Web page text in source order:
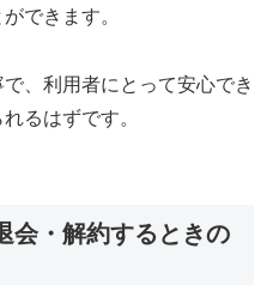
できます。
、利用者にとって安心でき
るはずです。
会・解約するときの